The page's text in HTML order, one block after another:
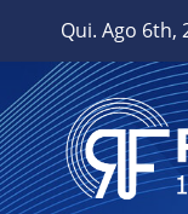
content
Qui. Ago 6th,